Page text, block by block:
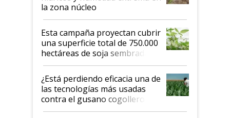
la zona núcleo
Esta campaña proyectan cubrir
una superficie total de 750.000
hectáreas de soja sembradas
con una nueva generación de
variedades que marcan un
salto tecnológico en genética y
rendimiento
¿Está perdiendo eficacia una de
las tecnologías más usadas
contra el gusano cogollero? El
desafío de una tecnología clave